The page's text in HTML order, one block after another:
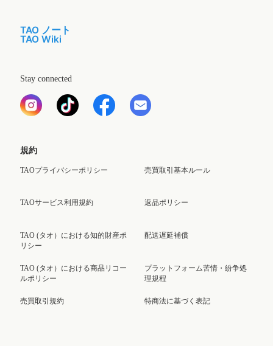
TAO ノート
TAO Wiki
Stay connected
規約
TAOプライバシーポリシー
TAOサービス利用規約
TAO (タオ）における知的財産ポ
リシー
TAO (タオ）における商品リコー
ルポリシー
売買取引規約
売買取引基本ルール
返品ポリシー
配送遅延補償
プラットフォーム苦情・紛争処
理規程
特商法に基づく表記